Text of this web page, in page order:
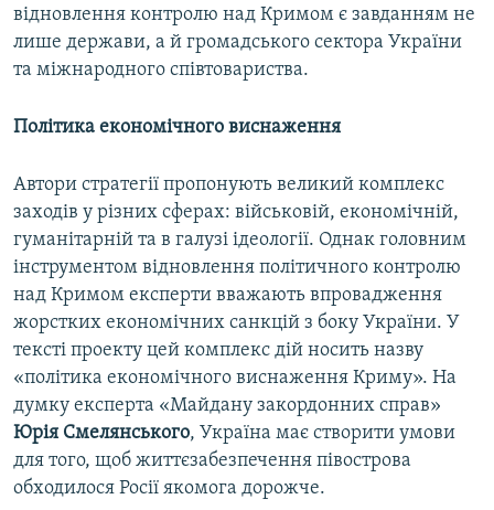
відновлення контролю над Кримом є завданням не
лише держави, а й громадського сектора України
та міжнародного співтовариства.
Політика економічного виснаження
Автори стратегії пропонують великий комплекс
заходів у різних сферах: військовій, економічній,
гуманітарній та в галузі ідеології. Однак головним
інструментом відновлення політичного контролю
над Кримом експерти вважають впровадження
жорстких економічних санкцій з боку України. У
тексті проекту цей комплекс дій носить назву
«політика економічного виснаження Криму». На
думку експерта «Майдану закордонних справ»
Юрія Смелянського, Україна має створити умови
для того, щоб життєзабезпечення півострова
обходилося Росії якомога дорожче.